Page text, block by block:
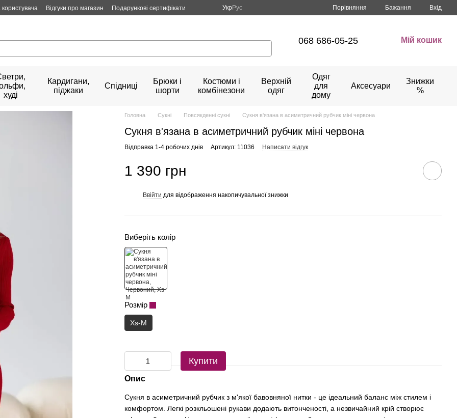
користувача Відгуки про магазин Подарункові сертифікати УкрРус Порівняння Бажання Вхід
068 686-05-25 Мій кошик
худі
Кардигани,
піджаки
Спідниці
Брюки і
шорти
Костюми і
комбінезони
Верхній
одяг
Одяг
для
дому
Аксесуари
Знижки
%
Головна Сукні Повсякденні сукні Сукня в'язана в асиметричний рубчик міні червона
Сукня в'язана в асиметричний рубчик міні червона
Відправка 1-4 робочих днів Артикул: 11036 Написати відгук
1 390 грн
Ввійти для відображення накопичувальної знижки
Виберіть колір
Розмір
Xs-M
Купити
Опис
Сукня в асиметричний рубчик з м'якої бавовняної нитки - це ідеальний баланс між стилем і
комфортом. Легкі розкльошені рукави додають витонченості, а незвичайний крій створює